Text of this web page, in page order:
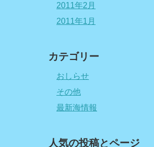
2011年2月
2011年1月
カテゴリー
おしらせ
その他
最新海情報
人気の投稿とページ